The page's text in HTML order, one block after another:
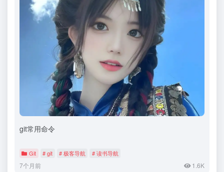
git常用命令
Git # git # 极客导航 # 读书导航
7个月前 1.6K